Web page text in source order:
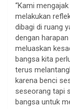
“Kami
melakukan
dibagi di ruang
dengan
meluaskan
bangsa kita
terus
karena benci
seseorang tapi
bangsa untuk